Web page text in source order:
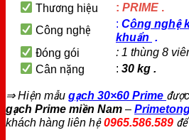
Thương hiệu : PRIME .
Công nghệ
: Công nghệ
khuẩn .
Đóng gói
: 1 thùng 8
Cân nặng
: 30 kg .
⇒ Hiện mẫu gạch 30×60 Prime
gạch Prime miền Nam –
khách hàng liên hệ0965.586.589